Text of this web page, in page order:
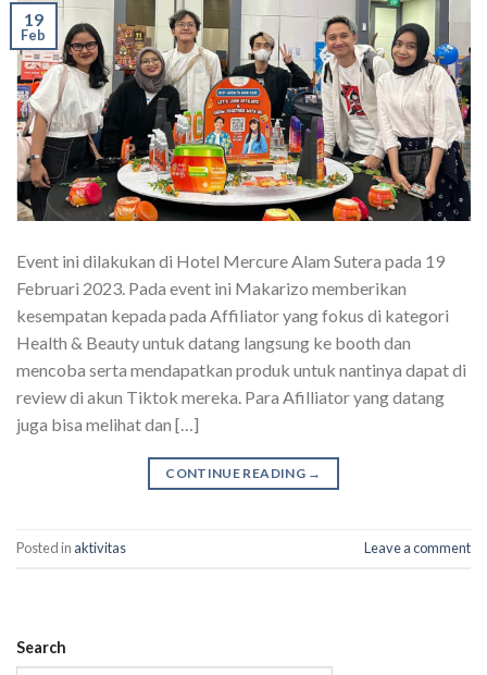
19
Feb
Event ini dilakukan di Hotel Mercure Alam Sutera pada 19
Februari 2023. Pada event ini Makarizo memberikan
kesempatan kepada pada Affiliator yang fokus di kategori
Health & Beauty untuk datang langsung ke booth dan
mencoba serta mendapatkan produk untuk nantinya dapat di
review di akun Tiktok mereka. Para Afilliator yang datang
juga bisa melihat dan […]
CONTINUE READING →
Posted in aktivitas Leave a comment
Search